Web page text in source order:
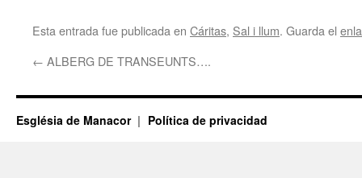
Esta entrada fue publicada en Cáritas, Sal i llum. Guarda el
← ALBERG DE TRANSEUNTS….
Església de Manacor Política de privacidad